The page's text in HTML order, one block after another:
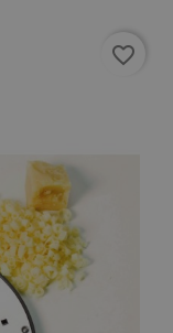
favorite_border